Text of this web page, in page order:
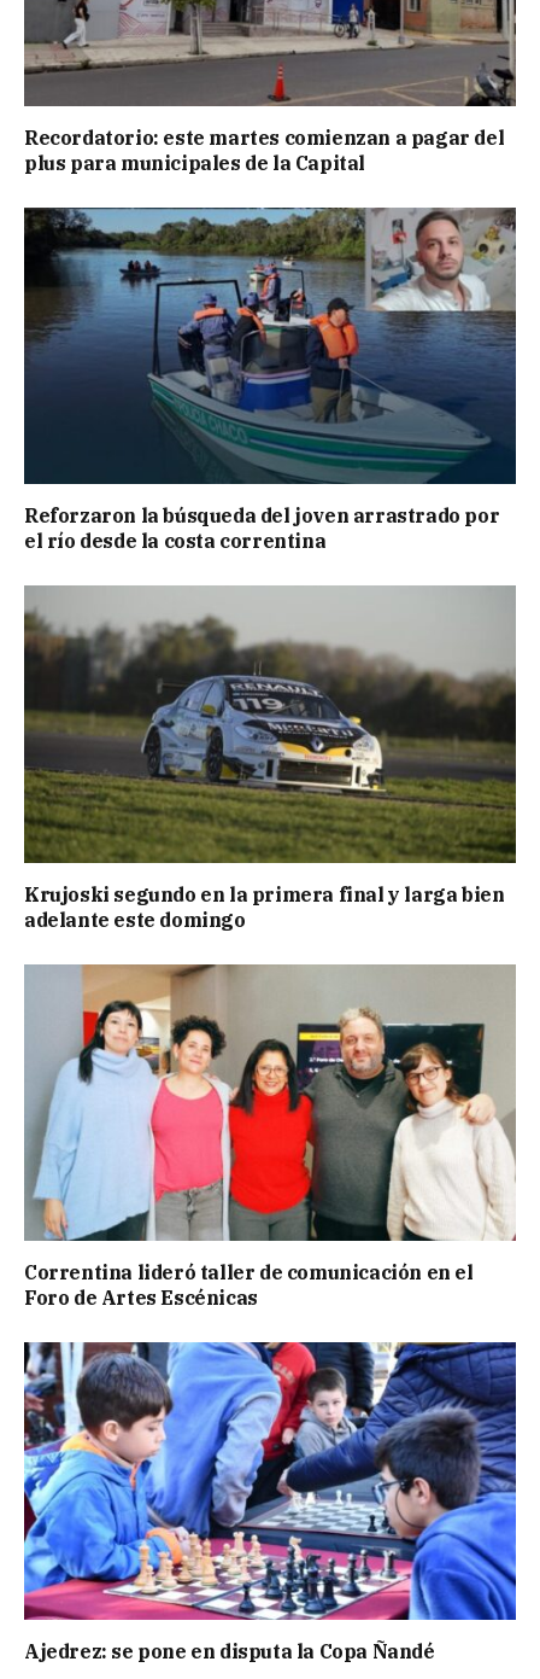
Recordatorio: este martes comienzan a pagar del
plus para municipales de la Capital
Reforzaron la búsqueda del joven arrastrado por
el río desde la costa correntina
Krujoski segundo en la primera final y larga bien
adelante este domingo
Correntina lideró taller de comunicación en el
Foro de Artes Escénicas
Ajedrez: se pone en disputa la Copa Ñandé